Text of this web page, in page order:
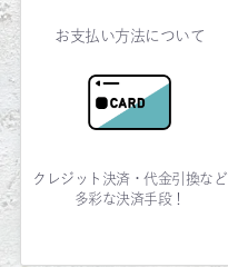
お支払い方法について
クレジット決済・代金引換など
多彩な決済手段！